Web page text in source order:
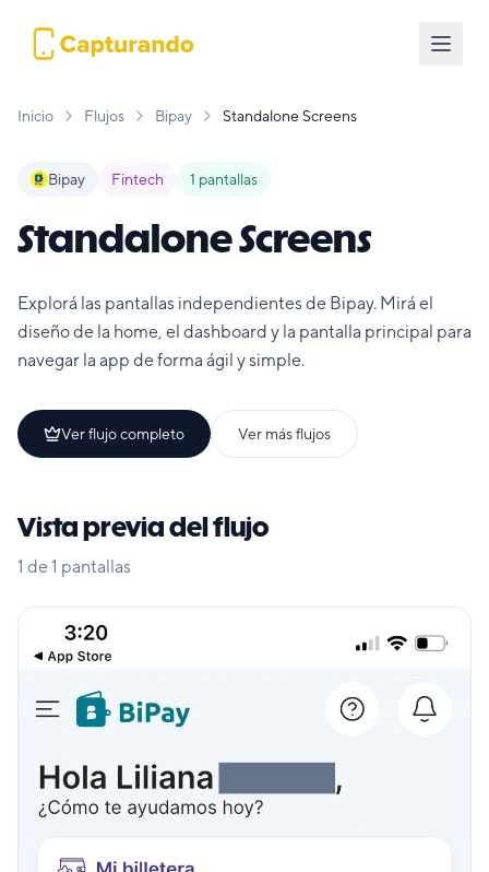
Inicio Flujos Bipay Standalone Screens
Bipay Fintech 1 pantallas
Standalone Screens
Explorá las pantallas independientes de Bipay. Mirá el
diseño de la home, el dashboard y la pantalla principal para
navegar la app de forma ágil y simple.
Ver flujo completo Ver más flujos
Vista previa del flujo
1 de 1 pantallas